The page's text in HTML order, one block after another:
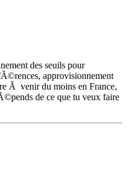
des seuils pour
approvisionnement
Ã venir du moins en France,
de ce que tu veux faire